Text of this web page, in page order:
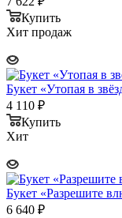
Купить
Хит продаж
Букет «Утопая в
4 110 ₽
Купить
Хит
Букет «Разрешите
6 640 ₽